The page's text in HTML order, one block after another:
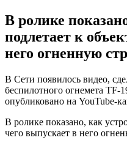
В ролике
подлетает к
него огненную
В Сети появилось видео,
беспилотного огнемета TF-
опубликовано на YouTube-
В ролике показано, как
чего выпускает в него